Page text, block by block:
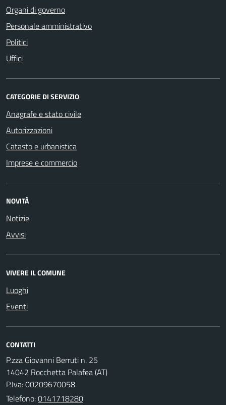
Organi di governo
Personale amministrativo
Politici
Uffici
CATEGORIE DI SERVIZIO
Anagrafe e stato civile
Autorizzazioni
Catasto e urbanistica
Imprese e commercio
NOVITÀ
Notizie
Avvisi
VIVERE IL COMUNE
Luoghi
Eventi
CONTATTI
P.zza Giovanni Berruti n. 25
14042 Rocchetta Palafea (AT)
P.Iva: 00209670058
Telefono:0141718280